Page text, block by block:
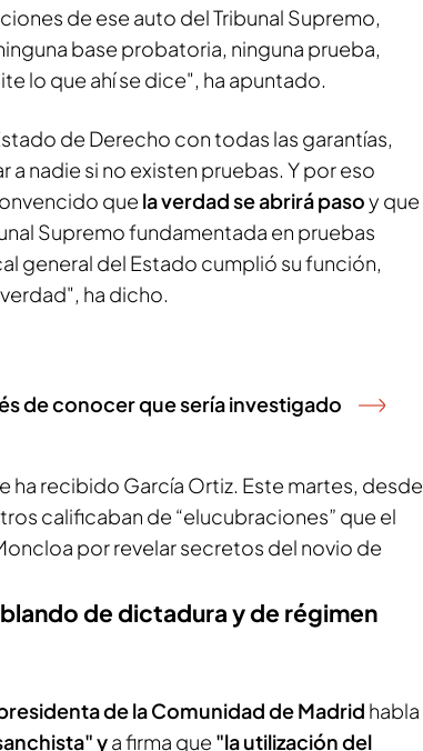
de ese auto del Tribunal Supremo,
base probatoria, ninguna prueba,
lo que ahí se dice", ha apuntado.
de Derecho con todas las garantías,
nadie si no existen pruebas. Y por eso
que la verdad se abrirá pasoy que
Supremo fundamentada en pruebas
general del Estado cumplió su función,
ha dicho.
de conocer que sería investigado
ha recibido García Ortiz. Este martes, desde
calificaban de “elucubraciones” que el
por revelar secretos del novio de
de dictadura y de régimen
de la Comunidad de Madrid habla
ya firma que "la utilización del